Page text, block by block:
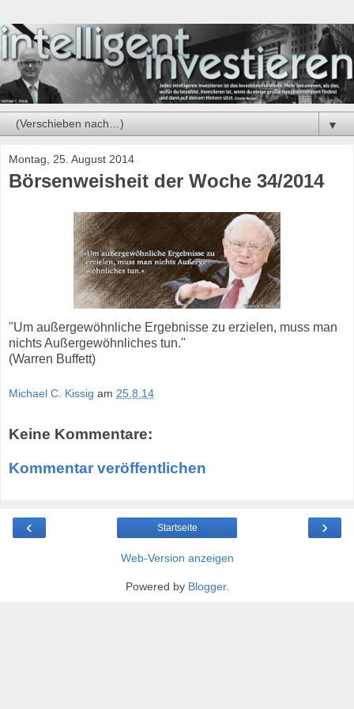
▼
Montag, 25. August 2014
Börsenweisheit der Woche 34/2014
"Um außergewöhnliche Ergebnisse zu erzielen, muss man
nichts Außergewöhnliches tun."
(Warren Buffett)
Michael C. Kissig am 25.8.14
Keine Kommentare:
Kommentar veröffentlichen
‹ ›
Startseite
Web-Version anzeigen
Powered by Blogger.